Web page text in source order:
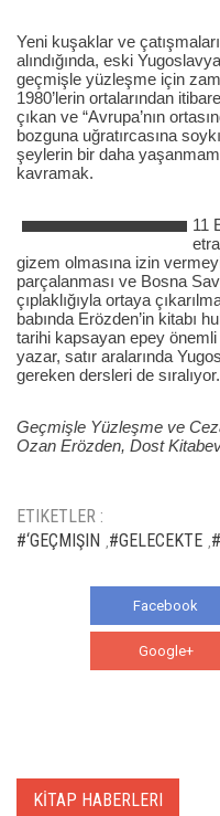
Yeni kuşaklar ve
alındığında, eski
geçmişle yüzleşme için
1980’lerin ortalarından
çıkan ve “Avrupa’nın
bozguna uğratırcasına
şeylerin bir daha
kavramak.
11
gizem olmasına izin
parçalanması ve Bosna
çıplaklığıyla ortaya
babında Erözden’in kitabı
tarihi kapsayan epey
yazar, satır aralarında
gereken dersleri de sıralıyor.
Geçmişle Yüzleşme ve
Ozan Erözden, Dost
ETIKETLER :
#‘GEÇMIŞIN #GELECEKTE
Facebook
Google+
KİTAP HABERLERI